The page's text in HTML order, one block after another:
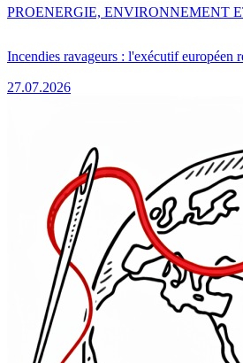
Incendies ravageurs : l'exécutif européen
27.07.2026
PROENERGIE, ENVIRONNEMENT